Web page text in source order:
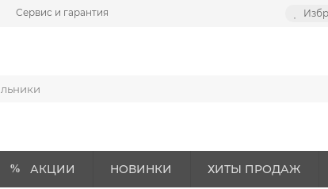
Сервис и гарантия
АКЦИИ НОВИНКИ ХИТЫ ПРОДАЖ